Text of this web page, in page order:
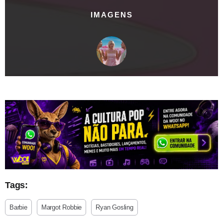
IMAGENS
Tags:
Barbie Margot Robbie Ryan Gosling